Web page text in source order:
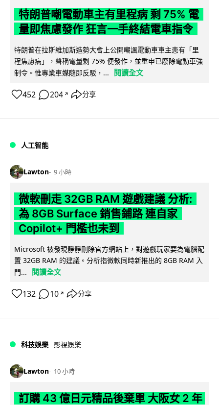
特朗普嘲電動車主有里程病 剩 75% 電
量即焦慮發作 狂言一手終結電車指令
特朗普在拉斯維加斯造勢大會上公開嘲諷電動車車主患有「里
程焦慮病」，聲稱電量剩 75% 便發作，並重申已廢除電動車強
制令。惟專業車媒隨即反駁，...
閱讀全文
452 204 ↗ 分享
人工智能
Lawton 9 小時
微軟刪走 32GB RAM 遊戲建議 分析:
為 8GB Surface 銷售鋪路 連自家
Copilot+ 門檻也未到
Microsoft 被發現靜靜刪除官方網站上，對遊戲玩家要為電腦配
置 32GB RAM 的建議。分析指微軟同時新推出的 8GB RAM 入
門...
閱讀全文
132 10 ↗ 分享
科技娛樂 影視娛樂
Lawton 10 小時
訂購 43 億日元精品後棄單 大阪女 2 年